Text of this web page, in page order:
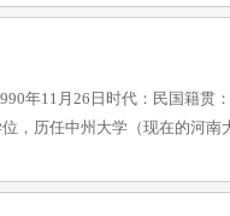
年11月26日时代：民国籍
，历任中州大学（现在的河